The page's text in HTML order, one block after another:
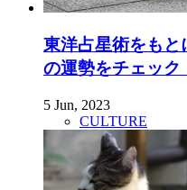
東洋占星術をもと
の運勢をチェック
5 Jun, 2023
CULTURE